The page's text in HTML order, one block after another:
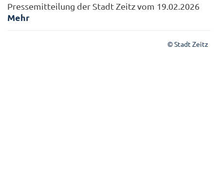
Pressemitteilung der Stadt Zeitz vom 19.02.2026
Mehr
© Stadt Zeitz